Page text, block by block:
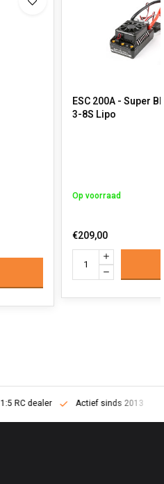
ESC 200A - Super BEC6A -
3-8S Lipo
Op voorraad
€209,00
1:5 RC dealer Actief sinds 2013